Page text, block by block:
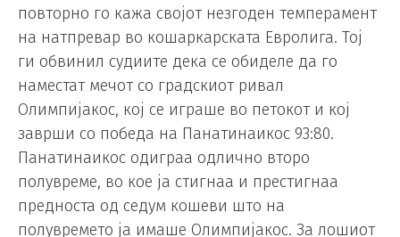
повторно го кажа својот незгоден темперамент
на натпревар во кошаркарската Евролига. Тој
ги обвинил судиите дека се обиделе да го
наместат мечот со градскиот ривал
Олимпијакос, кој се играше во петокот и кој
заврши со победа на Панатинаикос 93:80.
Панатинаикос одиграа одлично второ
полувреме, во кое ја стигнаа и престигнаа
предноста од седум кошеви што на
полувремето ја имаше Олимпијакос. За лошиот